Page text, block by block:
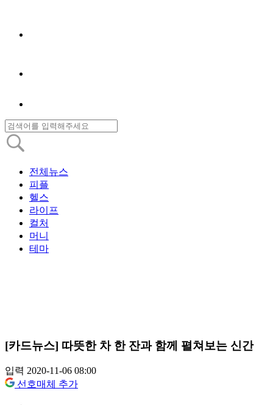
전체뉴스
피플
헬스
라이프
컬처
머니
테마
[카드뉴스] 따뜻한 차 한 잔과 함께 펼쳐보는 신간
입력 2020-11-06 08:00
선호매체 추가